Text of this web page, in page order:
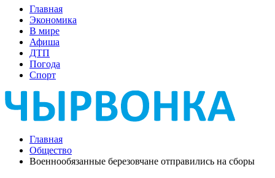
Главная
Экономика
В мире
Афиша
ДТП
Погода
Спорт
Главная
Общество
Военнообязанные березовчане отправились на сборы